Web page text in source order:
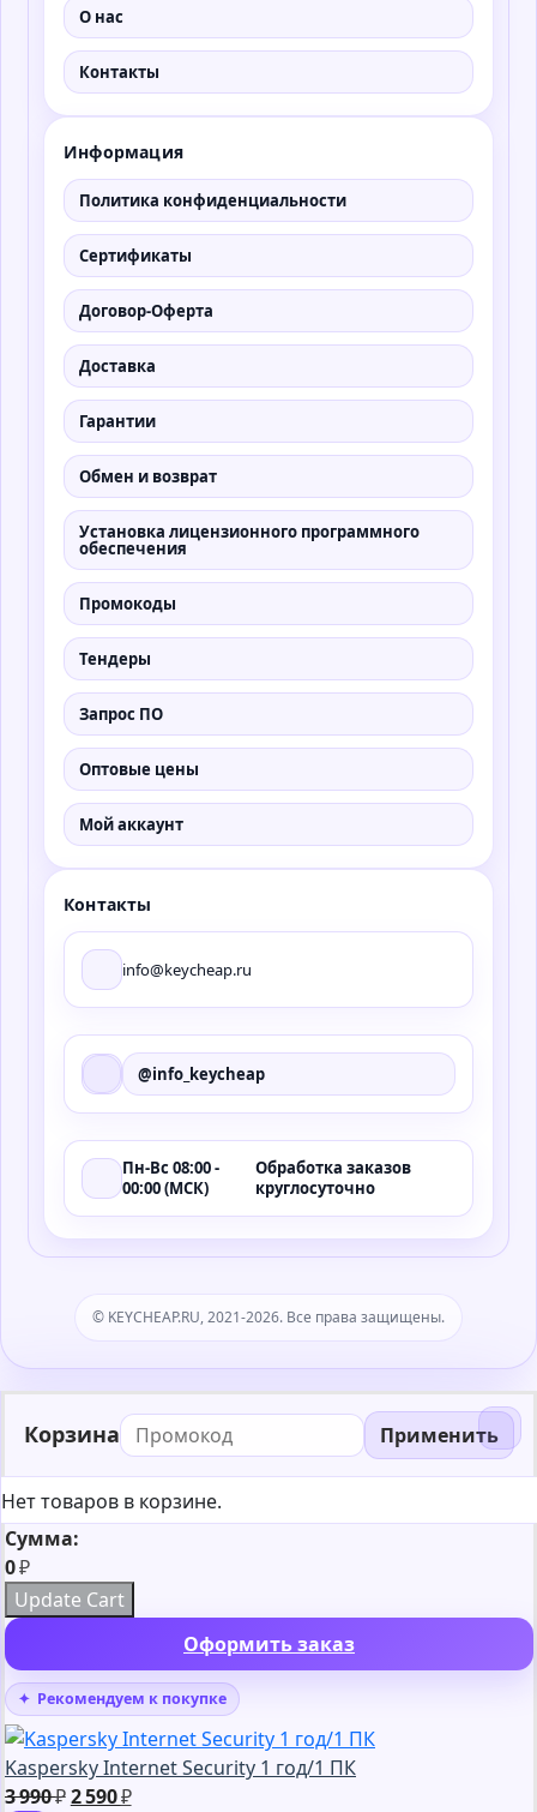
О нас
Контакты
Информация
Политика конфиденциальности
Сертификаты
Договор-Оферта
Доставка
Гарантии
Обмен и возврат
Установка лицензионного программного
обеспечения
Промокоды
Тендеры
Запрос ПО
Оптовые цены
Мой аккаунт
Контакты
info@keycheap.ru
@info_keycheap
Пн-Вс 08:00 -
00:00 (МСК)
Обработка заказов
круглосуточно
© KEYCHEAP.RU, 2021-2026. Все права защищены.
Корзина Применить
Нет товаров в корзине.
Сумма:
0₽
Update Cart
Оформить заказ
Рекомендуем к покупке
Kaspersky Internet Security 1 год/1 ПК
3 990₽Первоначальная
2 590₽Текущая